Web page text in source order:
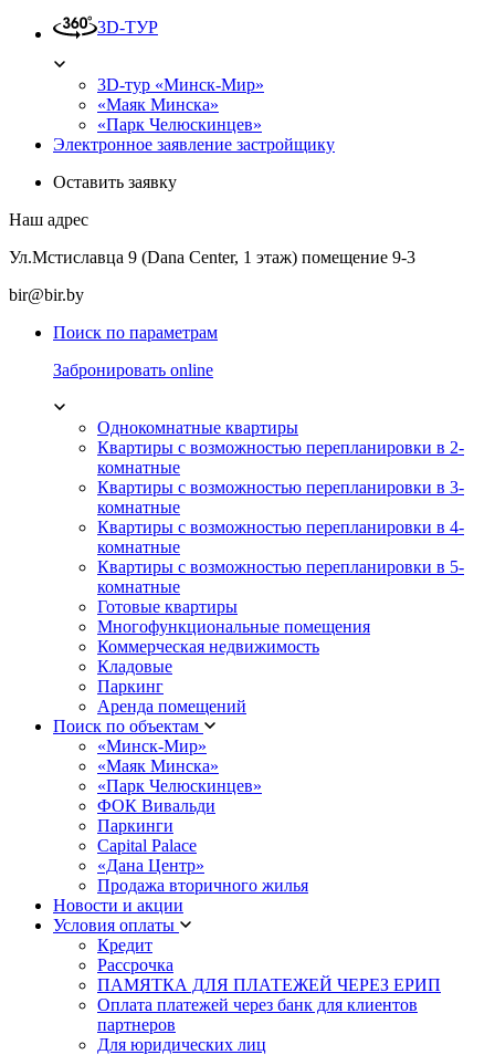
3D-ТУР
3D-тур «Минск-Мир»
«Маяк Минска»
«Парк Челюскинцев»
Электронное заявление застройщику
Оставить заявку
Наш адрес
Ул.Мстиславца 9 (Dana Center, 1 этаж) помещение 9-3
bir@bir.by
Поиск по параметрам
Забронировать online
Однокомнатные квартиры
Квартиры с возможностью перепланировки в 2-
комнатные
Квартиры с возможностью перепланировки в 3-
комнатные
Квартиры с возможностью перепланировки в 4-
комнатные
Квартиры с возможностью перепланировки в 5-
комнатные
Готовые квартиры
Многофункциональные помещения
Коммерческая недвижимость
Кладовые
Паркинг
Аренда помещений
Поиск по объектам
«Минск-Мир»
«Маяк Минска»
«Парк Челюскинцев»
ФОК Вивальди
Паркинги
Capital Palace
«Дана Центр»
Продажа вторичного жилья
Новости и акции
Условия оплаты
Кредит
Рассрочка
ПАМЯТКА ДЛЯ ПЛАТЕЖЕЙ ЧЕРЕЗ ЕРИП
Оплата платежей через банк для клиентов
партнеров
Для юридических лиц